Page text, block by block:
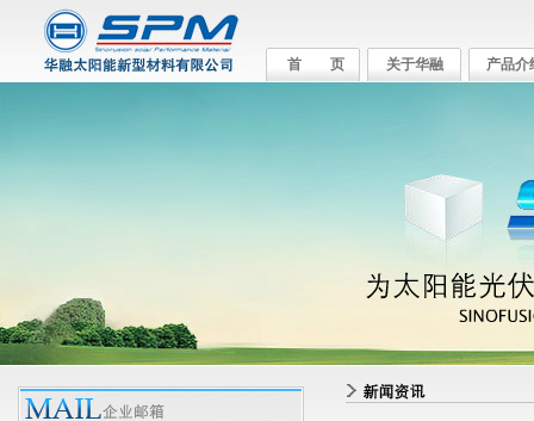
首 页 关于华融 产品介